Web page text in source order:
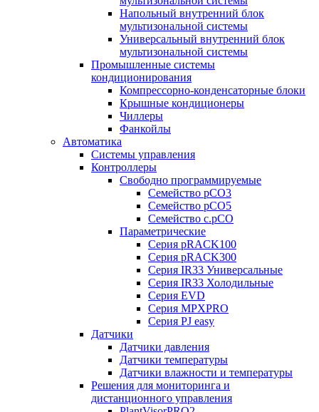
Напольный внутренний блок
мультизональной системы
Универсальный внутренний блок
мультизональной системы
Промышленные системы
кондиционирования
Компрессорно-конденсаторные блоки
Крышные кондиционеры
Чиллеры
Фанкойлы
Автоматика
Системы управления
Контроллеры
Свободно программируемые
Семейство pCO3
Семейство pCO5
Семейство c.pCO
Параметрические
Серия pRACK100
Серия pRACK300
Серия IR33 Универсальные
Серия IR33 Холодильные
Серия EVD
Серия MPXPRO
Серия PJ easy
Датчики
Датчики давления
Датчики температуры
Датчики влажности и температуры
Решения для мониторинга и
дистанционного управления